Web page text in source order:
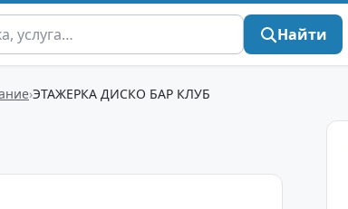
Найти
ЭТАЖЕРКА ДИСКО БАР КЛУБ